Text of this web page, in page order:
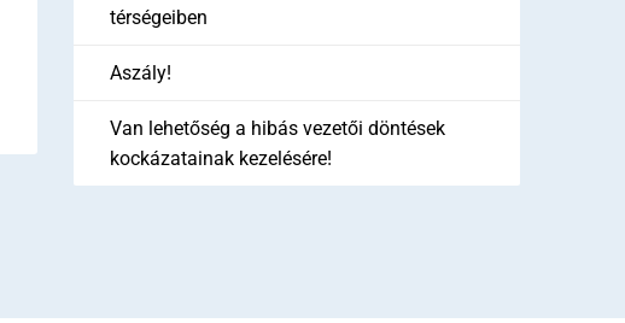
térségeiben
Aszály!
Van lehetőség a hibás vezetői döntések
kockázatainak kezelésére!